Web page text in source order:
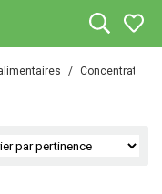
Concentration -